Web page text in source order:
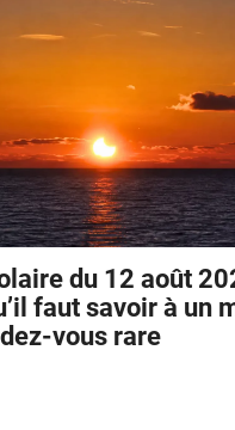
du 12 août
faut savoir à un
vous rare